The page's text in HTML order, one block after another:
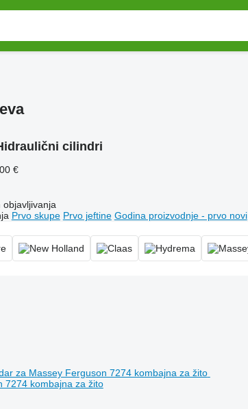
cilindri
€
objavljivanja
Prvo skupe Prvo jeftine Godina proizvodnje - prvo novi
7274 kombajna za žito